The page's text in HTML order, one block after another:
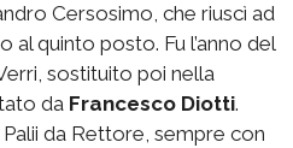
Cersosimo, che riuscì ad
al quinto posto. Fu l’anno del
sostituito poi nella
da Francesco Diotti.
da Rettore, sempre con